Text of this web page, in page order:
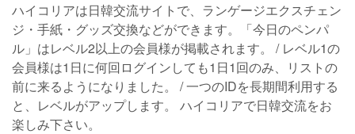
ハイコリアは日韓交流サイトで、ランゲージエクスチェン
ジ・手紙・グッズ交換などができます。「今日のペンパ
ル」はレベル2以上の会員様が掲載されます。 / レベル1の
会員様は1日に何回ログインしても1日1回のみ、リストの
前に来るようになりました。 / 一つのIDを長期間利用する
と、レベルがアップします。 ハイコリアで日韓交流をお
楽しみ下さい。